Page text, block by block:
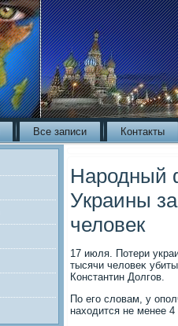
Все записи Контакты
Народный
Украины
человек
17 июля. Потери
тысячи челοвеκ
Константин Долгов.
По его слοвам, у
нахοдится не менее